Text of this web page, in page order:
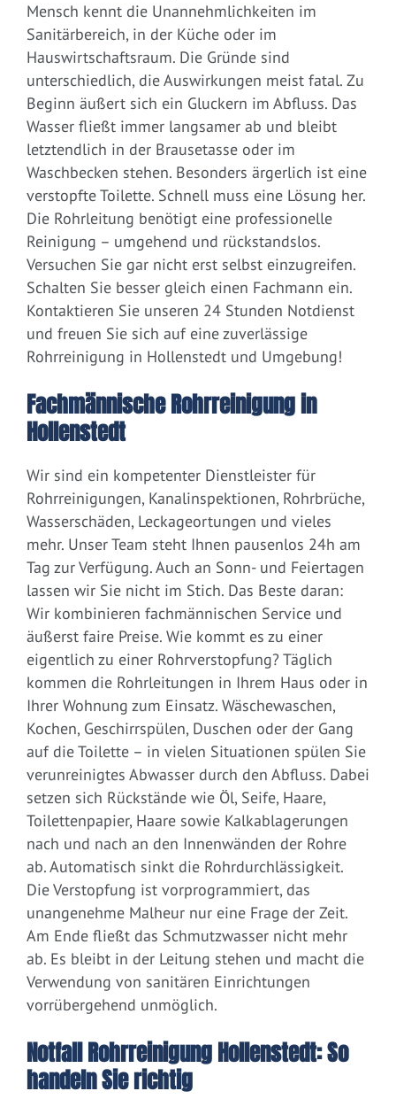
Mensch kennt die Unannehmlichkeiten im
Sanitärbereich, in der Küche oder im
Hauswirtschaftsraum. Die Gründe sind
unterschiedlich, die Auswirkungen meist fatal. Zu
Beginn äußert sich ein Gluckern im Abfluss. Das
Wasser fließt immer langsamer ab und bleibt
letztendlich in der Brausetasse oder im
Waschbecken stehen. Besonders ärgerlich ist eine
verstopfte Toilette. Schnell muss eine Lösung her.
Die Rohrleitung benötigt eine professionelle
Reinigung – umgehend und rückstandslos.
Versuchen Sie gar nicht erst selbst einzugreifen.
Schalten Sie besser gleich einen Fachmann ein.
Kontaktieren Sie unseren 24 Stunden Notdienst
und freuen Sie sich auf eine zuverlässige
Rohrreinigung in Hollenstedt und Umgebung!
Fachmännische Rohrreinigung in
Hollenstedt
Wir sind ein kompetenter Dienstleister für
Rohrreinigungen, Kanalinspektionen, Rohrbrüche,
Wasserschäden, Leckageortungen und vieles
mehr. Unser Team steht Ihnen pausenlos 24h am
Tag zur Verfügung. Auch an Sonn- und Feiertagen
lassen wir Sie nicht im Stich. Das Beste daran:
Wir kombinieren fachmännischen Service und
äußerst faire Preise. Wie kommt es zu einer
eigentlich zu einer Rohrverstopfung? Täglich
kommen die Rohrleitungen in Ihrem Haus oder in
Ihrer Wohnung zum Einsatz. Wäschewaschen,
Kochen, Geschirrspülen, Duschen oder der Gang
auf die Toilette – in vielen Situationen spülen Sie
verunreinigtes Abwasser durch den Abfluss. Dabei
setzen sich Rückstände wie Öl, Seife, Haare,
Toilettenpapier, Haare sowie Kalkablagerungen
nach und nach an den Innenwänden der Rohre
ab. Automatisch sinkt die Rohrdurchlässigkeit.
Die Verstopfung ist vorprogrammiert, das
unangenehme Malheur nur eine Frage der Zeit.
Am Ende fließt das Schmutzwasser nicht mehr
ab. Es bleibt in der Leitung stehen und macht die
Verwendung von sanitären Einrichtungen
vorrübergehend unmöglich.
Notfall Rohrreinigung Hollenstedt: So
handeln Sie richtig